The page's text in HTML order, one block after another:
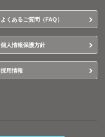
よくあるご質問（FAQ）
個人情報保護方針
採用情報